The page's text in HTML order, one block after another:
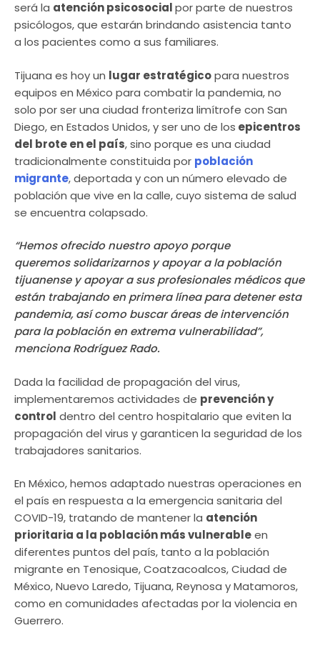
será la atención psicosocialpor parte de nuestros
psicólogos, que estarán brindando asistencia tanto
a los pacientes como a sus familiares.
Tijuana es hoy un lugar estratégicopara nuestros
equipos en México para combatir la pandemia, no
solo por ser una ciudad fronteriza limítrofe con San
Diego, en Estados Unidos, y ser uno de los epicentros
del brote en el país, sino porque es una ciudad
tradicionalmente constituida por población
migrante, deportada y con un número elevado de
población que vive en la calle, cuyo sistema de salud
se encuentra colapsado.
“Hemos ofrecido nuestro apoyo porque
queremos solidarizarnos y apoyar a la población
tijuanense y apoyar a sus profesionales médicos que
están trabajando en primera línea para detener esta
pandemia, así como buscar áreas de intervención
para la población en extrema vulnerabilidad”,
menciona Rodríguez Rado.
Dada la facilidad de propagación del virus,
implementaremos actividades de prevención y
control dentro del centro hospitalario que eviten la
propagación del virus y garanticen la seguridad de los
trabajadores sanitarios.
En México, hemos adaptado nuestras operaciones en
el país en respuesta a la emergencia sanitaria del
COVID-19, tratando de mantener la atención
prioritaria a la población más vulnerableen
diferentes puntos del país, tanto a la población
migrante en Tenosique, Coatzacoalcos, Ciudad de
México, Nuevo Laredo, Tijuana, Reynosa y Matamoros,
como en comunidades afectadas por la violencia en
Guerrero.